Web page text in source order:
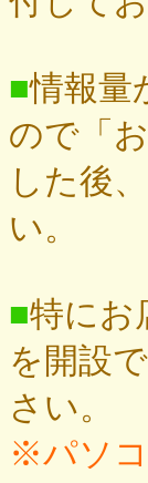
■情報量
ので「
した後
い。
■特にお
を開設
さい。
※パソ